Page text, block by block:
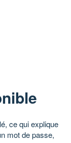
ce qui explique
mot de passe,